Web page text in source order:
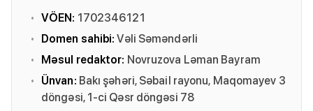
VÖEN: 1702346121
Domen sahibi: Vəli Səməndərli
Məsul redaktor: Novruzova Ləman Bayram
Ünvan: Bakı şəhəri, Səbail rayonu, Maqomayev 3
döngəsi, 1-ci Qəsr döngəsi 78